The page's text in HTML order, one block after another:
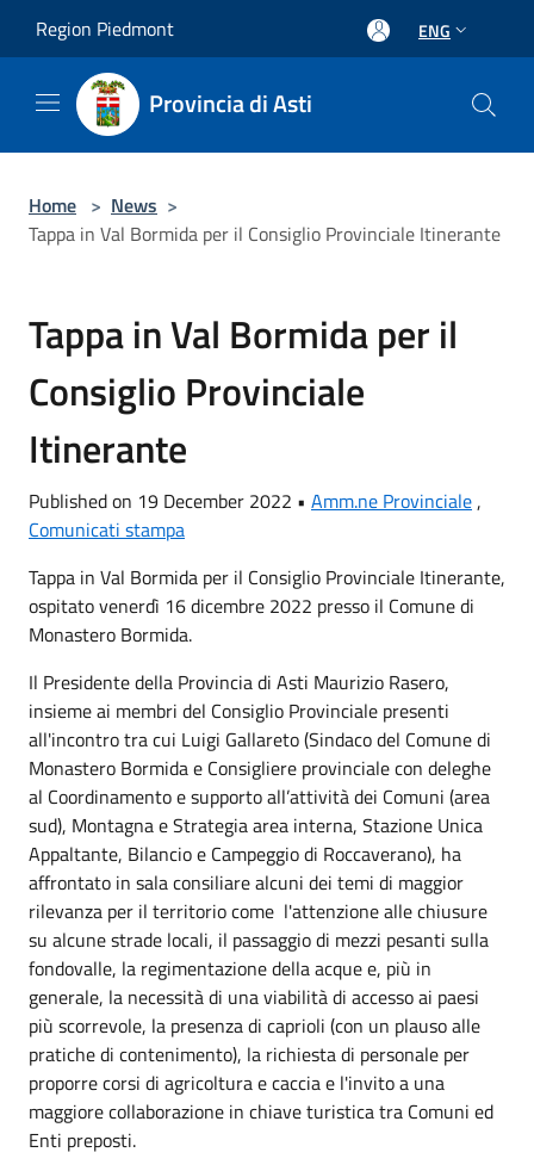
Region Piedmont ENG
Provincia di Asti
Home > News >
Tappa in Val Bormida per il Consiglio Provinciale Itinerante
Tappa in Val Bormida per il
Consiglio Provinciale
Itinerante
Published on 19 December 2022 • Amm.ne Provinciale ,
Comunicati stampa
Tappa in Val Bormida per il Consiglio Provinciale Itinerante,
ospitato venerdì 16 dicembre 2022 presso il Comune di
Monastero Bormida.
Il Presidente della Provincia di Asti Maurizio Rasero,
insieme ai membri del Consiglio Provinciale presenti
all'incontro tra cui Luigi Gallareto (Sindaco del Comune di
Monastero Bormida e Consigliere provinciale con deleghe
al Coordinamento e supporto all’attività dei Comuni (area
sud), Montagna e Strategia area interna, Stazione Unica
Appaltante, Bilancio e Campeggio di Roccaverano), ha
affrontato in sala consiliare alcuni dei temi di maggior
rilevanza per il territorio come l'attenzione alle chiusure
su alcune strade locali, il passaggio di mezzi pesanti sulla
fondovalle, la regimentazione della acque e, più in
generale, la necessità di una viabilità di accesso ai paesi
più scorrevole, la presenza di caprioli (con un plauso alle
pratiche di contenimento), la richiesta di personale per
proporre corsi di agricoltura e caccia e l'invito a una
maggiore collaborazione in chiave turistica tra Comuni ed
Enti preposti.